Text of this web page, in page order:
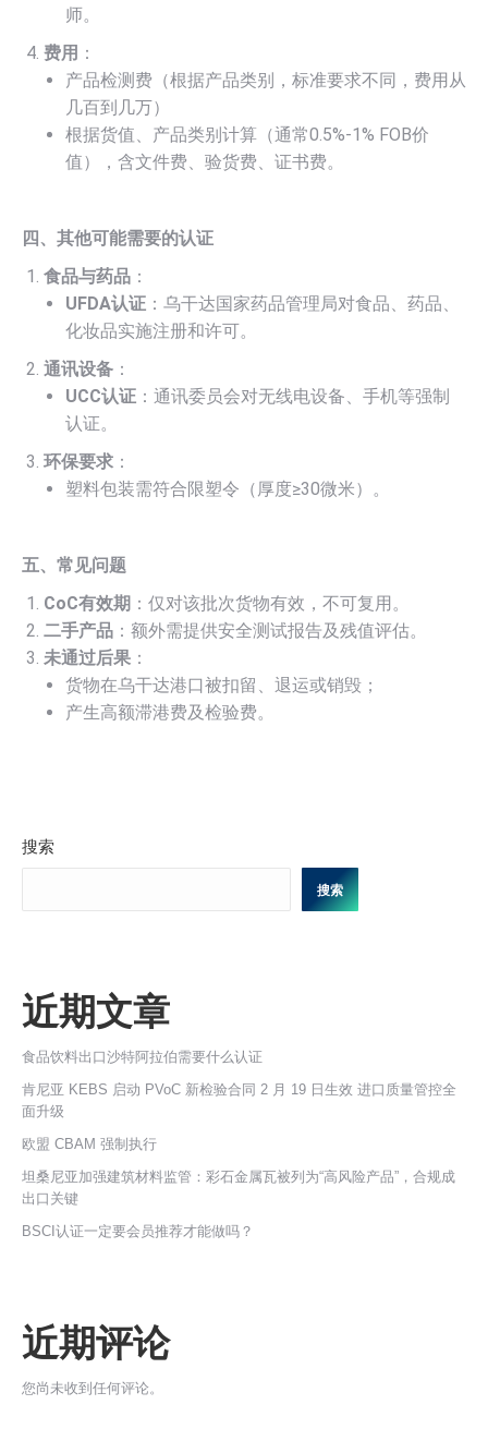
师。
费用 ：
产品检测费（根据产品类别，标准要求不同，费用从
几百到几万）
根据货值、产品类别计算（通常0.5%-1% FOB价
值），含文件费、验货费、证书费。
四、其他可能需要的认证
食品与药品 ：
UFDA认证 ：乌干达国家药品管理局对食品、药品、
化妆品实施注册和许可。
通讯设备 ：
UCC认证 ：通讯委员会对无线电设备、手机等强制
认证。
环保要求 ：
塑料包装需符合限塑令（厚度≥30微米）。
五、常见问题
CoC有效期 ：仅对该批次货物有效，不可复用。
二手产品 ：额外需提供安全测试报告及残值评估。
未通过后果 ：
货物在乌干达港口被扣留、退运或销毁；
产生高额滞港费及检验费。
搜索
搜索
近期文章
食品饮料出口沙特阿拉伯需要什么认证
肯尼亚 KEBS 启动 PVoC 新检验合同 2 月 19 日生效 进口质量管控全
面升级
欧盟 CBAM 强制执行
坦桑尼亚加强建筑材料监管：彩石金属瓦被列为“高风险产品”，合规成
出口关键
BSCI认证一定要会员推荐才能做吗？
近期评论
您尚未收到任何评论。